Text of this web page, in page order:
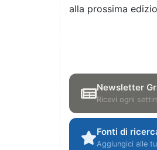
alla prossima
Newsletter
Ricevi ogni
Fonti di
Aggiungici alle